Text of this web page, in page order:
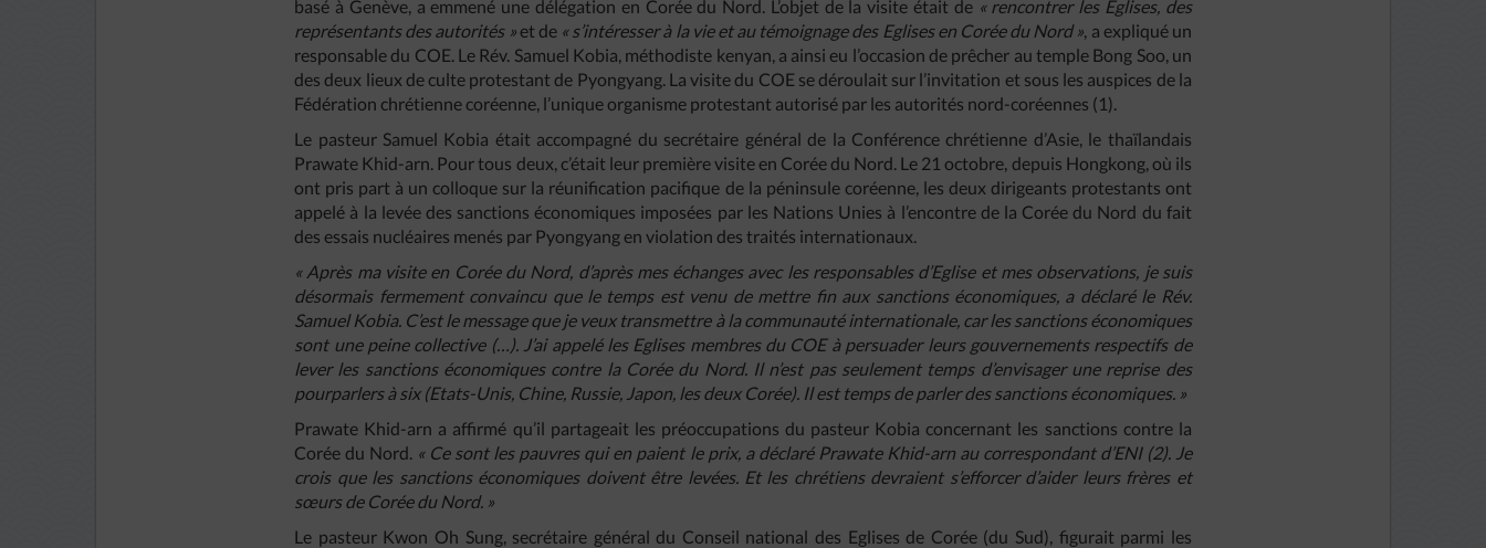
basé à Genève, a emmené une délégation en Corée du Nord. L’objet de la visite était de « rencontrer les Eglises, des
représentants des autorités »et de « s’intéresser à la vie et au témoignage des Eglises en Corée du Nord », a expliqué un
responsable du COE. Le Rév. Samuel Kobia, méthodiste kenyan, a ainsi eu l’occasion de prêcher au temple Bong Soo, un
des deux lieux de culte protestant de Pyongyang. La visite du COE se déroulait sur l’invitation et sous les auspices de la
Fédération chrétienne coréenne, l’unique organisme protestant autorisé par les autorités nord-coréennes (1).
Le pasteur Samuel Kobia était accompagné du secrétaire général de la Conférence chrétienne d’Asie, le thaïlandais
Prawate Khid-arn. Pour tous deux, c’était leur première visite en Corée du Nord. Le 21 octobre, depuis Hongkong, où ils
ont pris part à un colloque sur la réunification pacifique de la péninsule coréenne, les deux dirigeants protestants ont
appelé à la levée des sanctions économiques imposées par les Nations Unies à l’encontre de la Corée du Nord du fait
des essais nucléaires menés par Pyongyang en violation des traités internationaux.
« Après ma visite en Corée du Nord, d’après mes échanges avec les responsables d’Eglise et mes observations, je suis
désormais fermement convaincu que le temps est venu de mettre fin aux sanctions économiques, a déclaré le Rév.
Samuel Kobia. C’est le message que je veux transmettre à la communauté internationale, car les sanctions économiques
sont une peine collective (…). J’ai appelé les Eglises membres du COE à persuader leurs gouvernements respectifs de
lever les sanctions économiques contre la Corée du Nord. Il n’est pas seulement temps d’envisager une reprise des
pourparlers à six (Etats-Unis, Chine, Russie, Japon, les deux Corée). Il est temps de parler des sanctions économiques. »
Prawate Khid-arn a affirmé qu’il partageait les préoccupations du pasteur Kobia concernant les sanctions contre la
Corée du Nord. « Ce sont les pauvres qui en paient le prix, a déclaré Prawate Khid-arn au correspondant d’ENI (2). Je
crois que les sanctions économiques doivent être levées. Et les chrétiens devraient s’efforcer d’aider leurs frères et
sœurs de Corée du Nord. »
Le pasteur Kwon Oh Sung, secrétaire général du Conseil national des Eglises de Corée (du Sud), figurait parmi les